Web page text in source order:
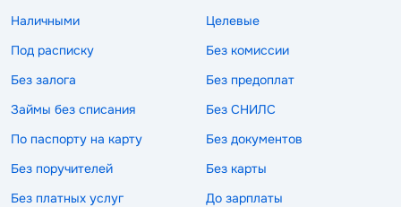
Наличными
Целевые
Под расписку
Без комиссии
Без залога
Без предоплат
Займы без списания
Без СНИЛС
По паспорту на карту
Без документов
Без поручителей
Без карты
Без платных услуг
До зарплаты